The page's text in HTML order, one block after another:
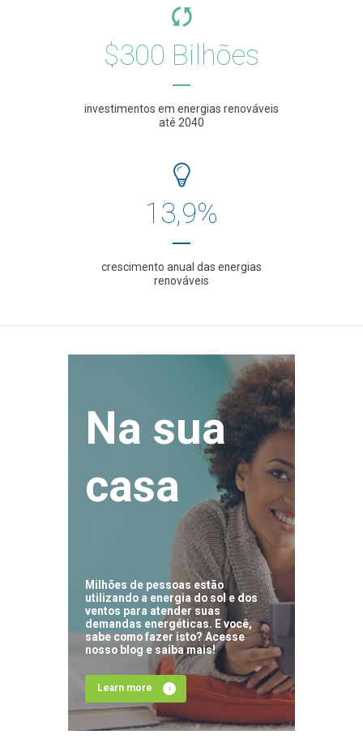
$300 Bilhões
investimentos em energias renováveis
até 2040
13,9%
crescimento anual das energias
renováveis
Na sua
casa
Milhões de pessoas estão
utilizando a energia do sol e dos
ventos para atender suas
demandas energéticas. E você,
sabe como fazer isto? Acesse
nosso blog e saiba mais!
Learn more